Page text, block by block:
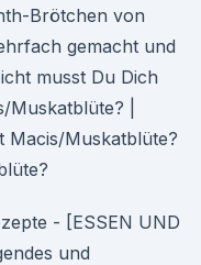
Brötchen von
gemacht und
musst Du Dich
|
Macis/Muskatblüte?
- [ESSEN UND
und